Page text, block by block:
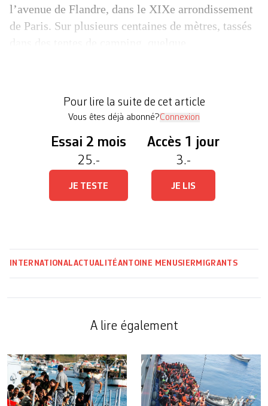
l’avenue de Flandre, dans le XIXe arrondissement
de Paris. Sur plusieurs centaines de mètres, tassés
Pour lire la suite de cet article
Vous êtes déjà abonné?Connexion
Essai 2 mois
25.-
JE TESTE
Accès 1 jour
3.-
JE LIS
INTERNATIONALACTUALITÉANTOINE MENUSIER MIGRANTS
A lire également